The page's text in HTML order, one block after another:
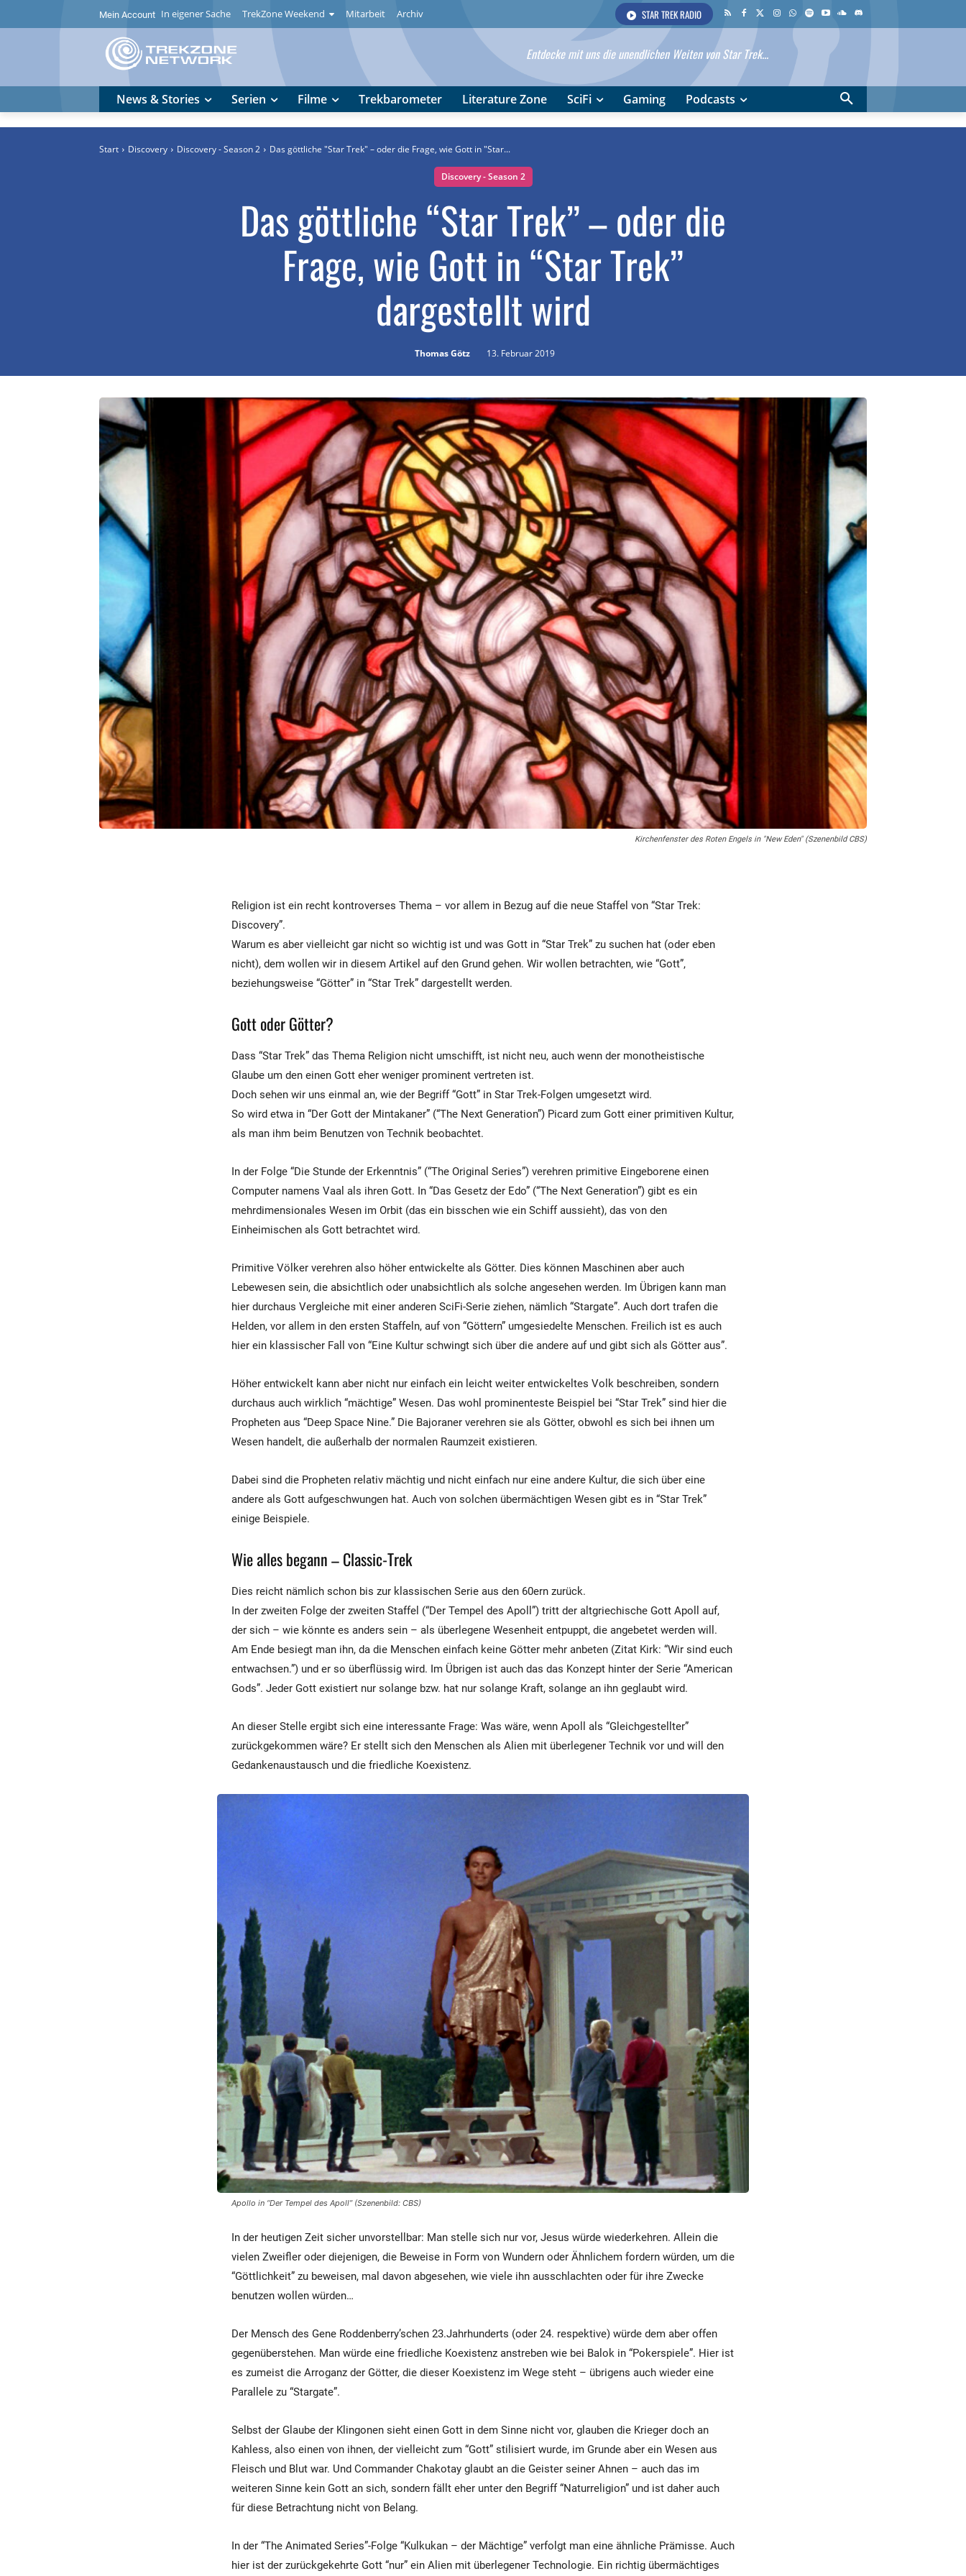
Mein Account In eigener Sache TrekZone Weekend Mitarbeit Archiv STAR TREK RADIO
Entdecke mit uns die unendlichen Weiten von Star Trek...
News & Stories Serien Filme Trekbarometer Literature Zone SciFi Gaming Podcasts
Start Discovery Discovery - Season 2 Das göttliche "Star Trek" – oder die Frage, wie Gott in "Star...
Discovery - Season 2
Das göttliche “Star Trek” – oder die
Frage, wie Gott in “Star Trek”
dargestellt wird
Thomas Götz 13. Februar 2019
Kirchenfenster des Roten Engels in "New Eden" (Szenenbild CBS)
Religion ist ein recht kontroverses Thema – vor allem in Bezug auf die neue Staffel von “Star Trek:
Discovery”.
Warum es aber vielleicht gar nicht so wichtig ist und was Gott in “Star Trek” zu suchen hat (oder eben
nicht), dem wollen wir in diesem Artikel auf den Grund gehen. Wir wollen betrachten, wie “Gott”,
beziehungsweise “Götter” in “Star Trek” dargestellt werden.
Gott oder Götter?
Dass “Star Trek” das Thema Religion nicht umschifft, ist nicht neu, auch wenn der monotheistische
Glaube um den einen Gott eher weniger prominent vertreten ist.
Doch sehen wir uns einmal an, wie der Begriff “Gott” in Star Trek-Folgen umgesetzt wird.
So wird etwa in “Der Gott der Mintakaner” (“The Next Generation”) Picard zum Gott einer primitiven Kultur,
als man ihm beim Benutzen von Technik beobachtet.
In der Folge “Die Stunde der Erkenntnis” (“The Original Series”) verehren primitive Eingeborene einen
Computer namens Vaal als ihren Gott. In “Das Gesetz der Edo” (“The Next Generation”) gibt es ein
mehrdimensionales Wesen im Orbit (das ein bisschen wie ein Schiff aussieht), das von den
Einheimischen als Gott betrachtet wird.
Primitive Völker verehren also höher entwickelte als Götter. Dies können Maschinen aber auch
Lebewesen sein, die absichtlich oder unabsichtlich als solche angesehen werden. Im Übrigen kann man
hier durchaus Vergleiche mit einer anderen SciFi-Serie ziehen, nämlich “Stargate”. Auch dort trafen die
Helden, vor allem in den ersten Staffeln, auf von “Göttern” umgesiedelte Menschen. Freilich ist es auch
hier ein klassischer Fall von “Eine Kultur schwingt sich über die andere auf und gibt sich als Götter aus”.
Höher entwickelt kann aber nicht nur einfach ein leicht weiter entwickeltes Volk beschreiben, sondern
durchaus auch wirklich “mächtige” Wesen. Das wohl prominenteste Beispiel bei “Star Trek” sind hier die
Propheten aus “Deep Space Nine.” Die Bajoraner verehren sie als Götter, obwohl es sich bei ihnen um
Wesen handelt, die außerhalb der normalen Raumzeit existieren.
Dabei sind die Propheten relativ mächtig und nicht einfach nur eine andere Kultur, die sich über eine
andere als Gott aufgeschwungen hat. Auch von solchen übermächtigen Wesen gibt es in “Star Trek”
einige Beispiele.
Wie alles begann – Classic-Trek
Dies reicht nämlich schon bis zur klassischen Serie aus den 60ern zurück.
In der zweiten Folge der zweiten Staffel (“Der Tempel des Apoll”) tritt der altgriechische Gott Apoll auf,
der sich – wie könnte es anders sein – als überlegene Wesenheit entpuppt, die angebetet werden will.
Am Ende besiegt man ihn, da die Menschen einfach keine Götter mehr anbeten (Zitat Kirk: “Wir sind euch
entwachsen.”) und er so überflüssig wird. Im Übrigen ist auch das das Konzept hinter der Serie “American
Gods”. Jeder Gott existiert nur solange bzw. hat nur solange Kraft, solange an ihn geglaubt wird.
An dieser Stelle ergibt sich eine interessante Frage: Was wäre, wenn Apoll als “Gleichgestellter”
zurückgekommen wäre? Er stellt sich den Menschen als Alien mit überlegener Technik vor und will den
Gedankenaustausch und die friedliche Koexistenz.
Apollo in “Der Tempel des Apoll” (Szenenbild: CBS)
In der heutigen Zeit sicher unvorstellbar: Man stelle sich nur vor, Jesus würde wiederkehren. Allein die
vielen Zweifler oder diejenigen, die Beweise in Form von Wundern oder Ähnlichem fordern würden, um die
“Göttlichkeit” zu beweisen, mal davon abgesehen, wie viele ihn ausschlachten oder für ihre Zwecke
benutzen wollen würden…
Der Mensch des Gene Roddenberry’schen 23.Jahrhunderts (oder 24. respektive) würde dem aber offen
gegenüberstehen. Man würde eine friedliche Koexistenz anstreben wie bei Balok in “Pokerspiele”. Hier ist
es zumeist die Arroganz der Götter, die dieser Koexistenz im Wege steht – übrigens auch wieder eine
Parallele zu “Stargate”.
Selbst der Glaube der Klingonen sieht einen Gott in dem Sinne nicht vor, glauben die Krieger doch an
Kahless, also einen von ihnen, der vielleicht zum “Gott” stilisiert wurde, im Grunde aber ein Wesen aus
Fleisch und Blut war. Und Commander Chakotay glaubt an die Geister seiner Ahnen – auch das im
weiteren Sinne kein Gott an sich, sondern fällt eher unter den Begriff “Naturreligion” und ist daher auch
für diese Betrachtung nicht von Belang.
In der “The Animated Series”-Folge “Kulkukan – der Mächtige” verfolgt man eine ähnliche Prämisse. Auch
hier ist der zurückgekehrte Gott “nur” ein Alien mit überlegener Technologie. Ein richtig übermächtiges